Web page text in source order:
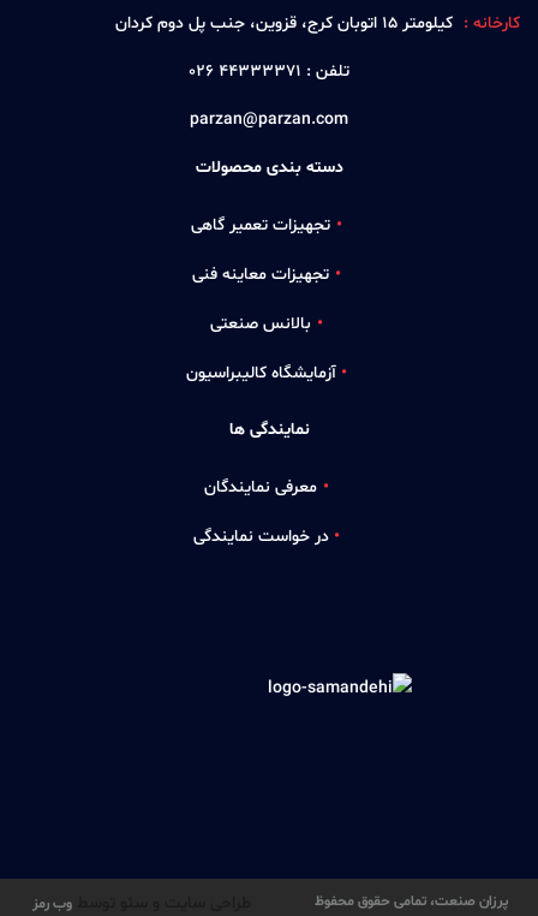
کارخانه : كيلومتر 15 اتوبان كرج، قزوين، جنب پل دوم كردان
تلفن : 44333371 026
parzan@parzan.com
دسته بندی محصولات
تجهیزات تعمیر گاهی
تجهیزات معاینه فنی
بالانس صنعتی
آزمایشگاه کالیبراسیون
نمایندگی ها
معرفی نمایندگان
در خواست نمایندگی
پرزان صنعت، تمامی حقوق محفوظ
وب رمز